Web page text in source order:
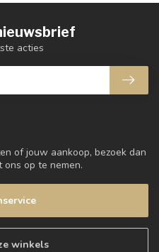
of jouw aankoop, bezoek dan
ons op te nemen.
winkels
acties